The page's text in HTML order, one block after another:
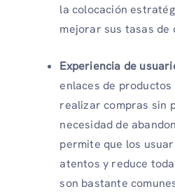
la colocación
mejorar sus tasas de
Experiencia de
enlaces de
realizar compras sin
necesidad de
permite que los
atentos y reduce
son bastante